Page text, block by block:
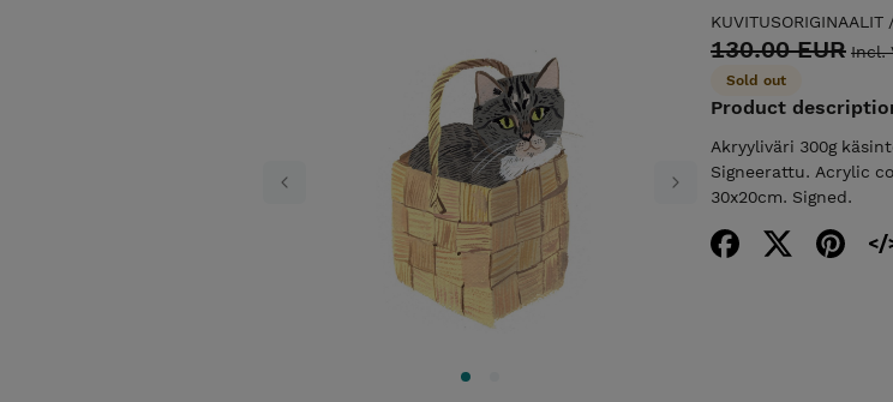
Previous Next
KUVITUSORIGINAALIT
130.00 EUR Incl.
Sold out
Product
Akryyliväri 300g
Signeerattu. Acrylic
30x20cm. Signed.